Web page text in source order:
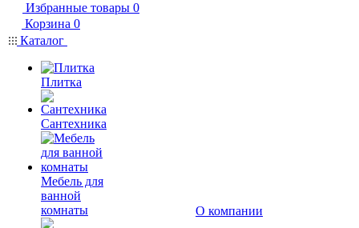
Избранные товары 0
Корзина 0
Каталог
Плитка
Сантехника
Мебель для
ванной
комнаты
О компании